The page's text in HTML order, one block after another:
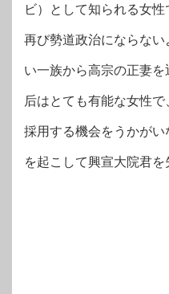
ビ）として知られる女性
再び勢道政治にならな
い一族から高宗の正妻
后はとても有能な女性
採用する機会をうかが
を起こして興宣大院君を